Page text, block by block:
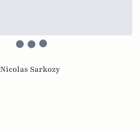
Nicolas Sarkozy